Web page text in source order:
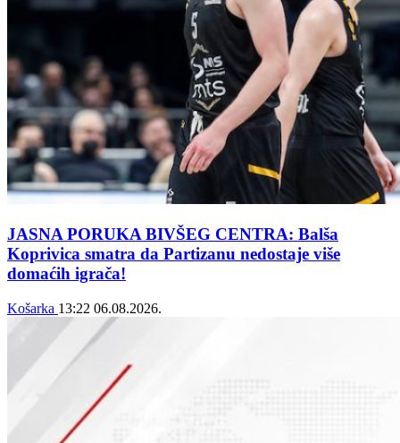
JASNA PORUKA BIVŠEG CENTRA: Balša
Koprivica smatra da Partizanu nedostaje više
domaćih igrača!
Košarka 13:22 06.08.2026.